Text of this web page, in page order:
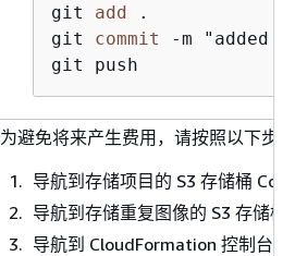
git add .
git commit -m "added
git push
为避免将来产生费用，请按照以下步
导航到存储项目的 S3 存储桶
导航到存储重复图像的 S3 存储
导航到 CloudFormation 控制台